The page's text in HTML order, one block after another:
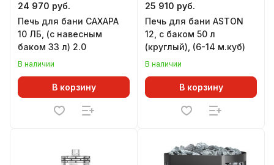
24 970 руб.
Печь для бани САХАРА
10 ЛБ, (с навесным
баком 33 л) 2.0
В наличии
В корзину
25 910 руб.
Печь для бани ASTON
12, с баком 50 л
(круглый), (6-14 м.куб)
В наличии
В корзину